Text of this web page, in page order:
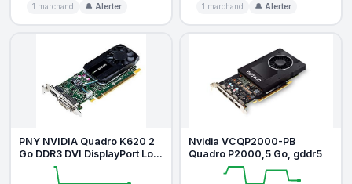
1 marchand 🔔 Alerter 1 marchand 🔔 Alerter
PNY NVIDIA Quadro K620 2
Go DDR3 DVI DisplayPort Low
Profile PCI-Express carte v
Nvidia VCQP2000-PB
Quadro P2000,5 Go, gddr5